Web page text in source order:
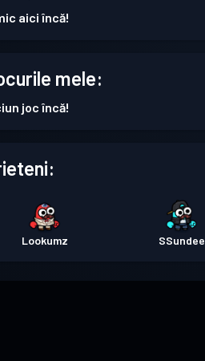
aici încă!
mele:
joc încă!
Lookumz SSundee